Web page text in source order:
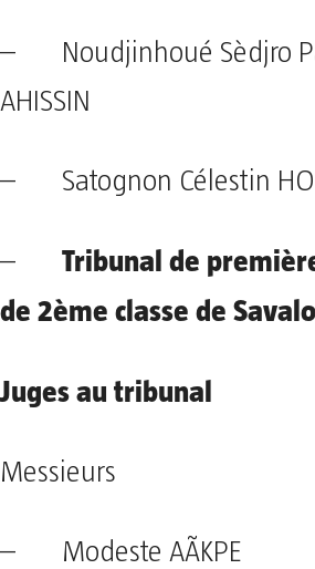
– Noudjinhoué Sèdjro
AHISSIN
– Satognon Célestin
– Tribunal de
de 2ème classe de
Juges au tribunal
Messieurs
– Modeste AÃKPE